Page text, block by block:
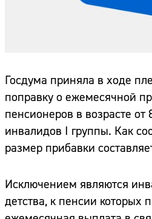
Госдума приняла в ходе
поправку о ежемесячной
пенсионеров в возрасте от
инвалидов I группы. Как
размер прибавки
Исключением являются
детства, к пенсии которых